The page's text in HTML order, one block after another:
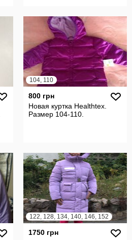
104, 110
800 грн
Новая куртка Healthtex.
Размер 104-110.
122, 128, 134, 140, 146, 152
1750 грн